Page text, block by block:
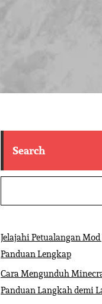
Search
Jelajahi Petualangan
Panduan Lengkap
Cara Mengunduh
Panduan Langkah demi